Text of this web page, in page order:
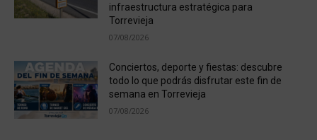
infraestructura estratégica para
Torrevieja
07/08/2026
Conciertos, deporte y fiestas: descubre
todo lo que podrás disfrutar este fin de
semana en Torrevieja
07/08/2026